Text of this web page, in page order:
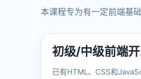
本课程专为有一定前端基
初级/中级前端
已有HTML、CSS和